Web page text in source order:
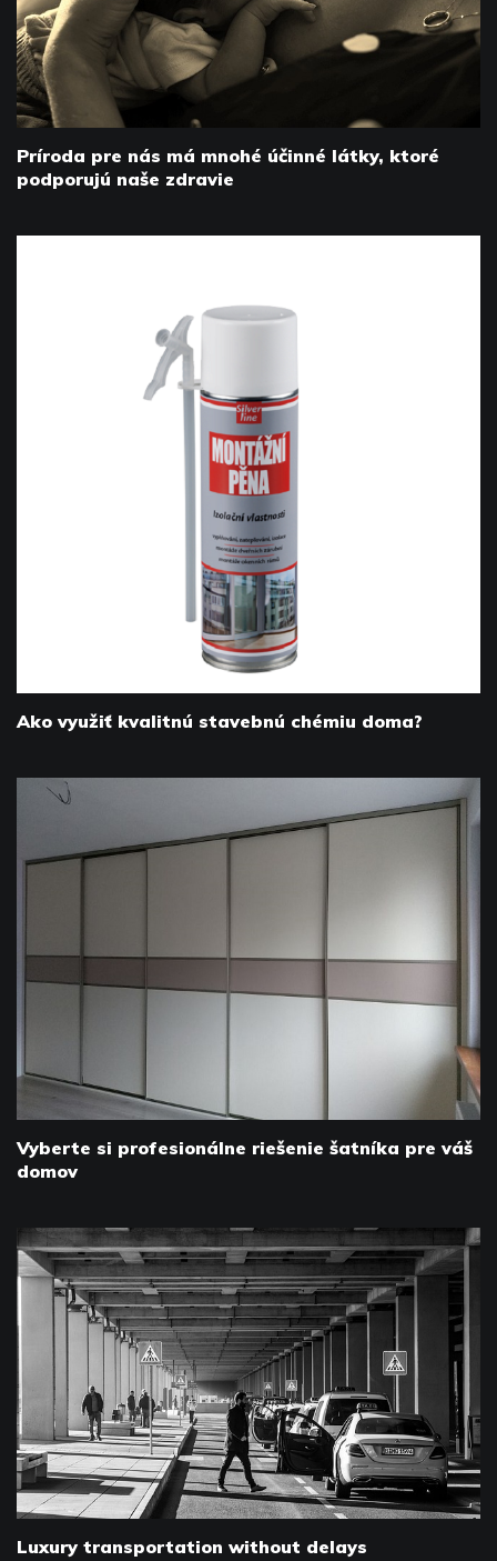
Príroda pre nás má mnohé účinné látky, ktoré
podporujú naše zdravie
Ako využiť kvalitnú stavebnú chémiu doma?
Vyberte si profesionálne riešenie šatníka pre váš
domov
Luxury transportation without delays